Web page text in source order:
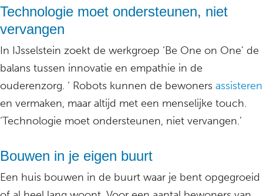
Technologie moet ondersteunen, niet
vervangen
In IJsselstein zoekt de werkgroep ‘Be One on One’ de
balans tussen innovatie en empathie in de
ouderenzorg. ‘ Robots kunnen de bewoners assisteren
en vermaken, maar altijd met een menselijke touch.
‘Technologie moet ondersteunen, niet vervangen.’
Bouwen in je eigen buurt
Een huis bouwen in de buurt waar je bent opgegroeid